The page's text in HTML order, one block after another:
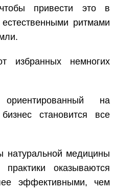
привести это в
ритмами
избранных немногих
на
становится все
натуральной медицины
оказываются
эффективными, чем